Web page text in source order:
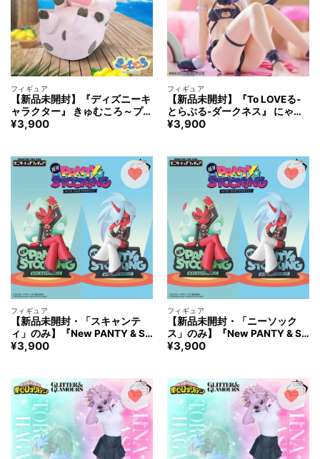
フィギュア
【新品未開封】『ディズニーキ
ャラクター』 きゅむころ～プア
～ フィギュア
¥3,900
フィギュア
【新品未開封】『To LOVEる-
とらぶる-ダークネス』 にゃー
るずこれくしょん 黒咲芽亜 フ
¥3,900
フィギュア
【新品未開封・「スキャンテ
ィ」のみ】『New PANTY & ST
OCKING with GARTERBELT』
ュア
¥3,900
フィギュア
【新品未開封・「ニーソック
ス」のみ】『New PANTY & ST
OCKING with GARTERBELT』
ュア
¥3,900